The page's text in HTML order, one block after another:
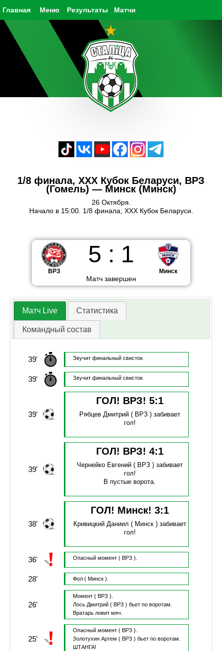
Главная Результаты Матчи
Меню
1/8 финала, XXX Кубок Беларуси, ВРЗ
(Гомель) — Минск (Минск)
26 Октября.
Начало в 15:00. 1/8 финала, XXX Кубок Беларуси.
ВРЗ
5 : 1
Матч завершен
Минск
Матч Live Статистика
Командный состав
39' Звучит финальный свисток
39' Звучит финальный свисток
39'
ГОЛ! ВРЗ! 5:1
Рябцев Дмитрий( ВРЗ ) забивает
гол!
39'
ГОЛ! ВРЗ! 4:1
Чернейко Евгений( ВРЗ ) забивает
гол!
В пустые ворота.
38'
ГОЛ! Минск! 3:1
Кривицкий Даниил ( Минск ) забивает
гол!
36' Опасный момент ( ВРЗ ).
28' Фол ( Минск ).
26'
Момент ( ВРЗ ).
Лось Дмитрий( ВРЗ ) бьет по воротам.
Вратарь ловит мяч.
25'
Опасный момент ( ВРЗ ).
Золотухин Артем ( ВРЗ ) бьет по воротам.
ШТАНГА!